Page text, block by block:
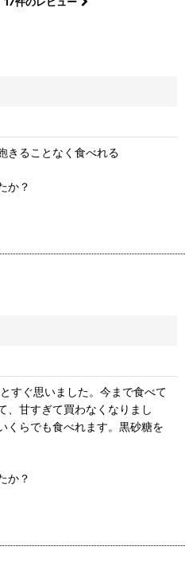
きることなく食べれる
か？
すぐ思いました。今まで食べて
、甘すぎて買わなくなりまし
くらでも食べれます。黒砂糖を
か？